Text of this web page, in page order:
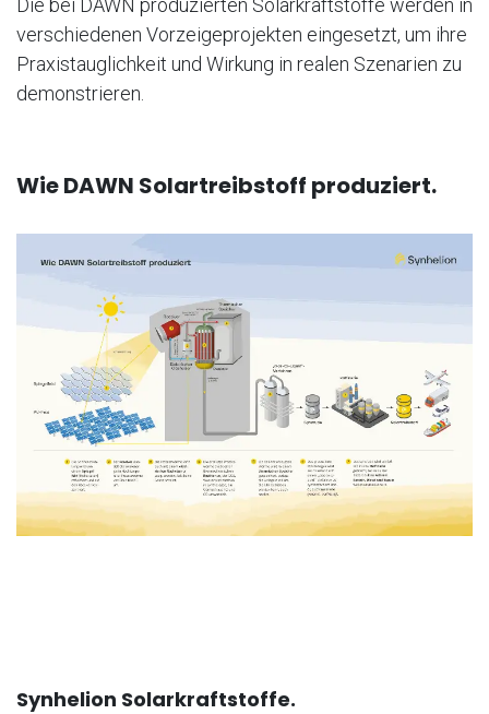
Die bei DAWN produzierten Solarkraftstoffe werden in
verschiedenen Vorzeigeprojekten eingesetzt, um ihre
Praxistauglichkeit und Wirkung in realen Szenarien zu
demonstrieren.
Wie DAWN Solartreibstoff produziert.
Synhelion Solarkraftstoffe.